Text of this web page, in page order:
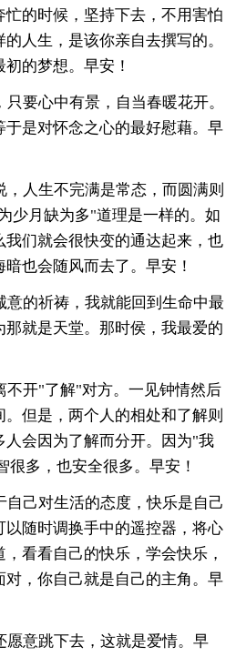
的时候，坚持下去，不用害怕
人生，是该你亲自去撰写的。
的梦想。早安！
要心中有景，自当春暖花开。
是对怀念之心的最好慰藉。早
，人生不完满是常态，而圆满则
少月缺为多"道理是一样的。如
我们就会很快变的通达起来，也
也会随风而去了。早安！
意的祈祷，我就能回到生命中最
就是天堂。那时侯，我最爱的
不开"了解"对方。一见钟情然后
但是，两个人的相处和了解则
人会因为了解而分开。因为"我
多，也安全很多。早安！
自己对生活的态度，快乐是自己
以随时调换手中的遥控器，将心
看看自己的快乐，学会快乐，
对，你自己就是自己的主角。早
愿意跳下去，这就是爱情。早